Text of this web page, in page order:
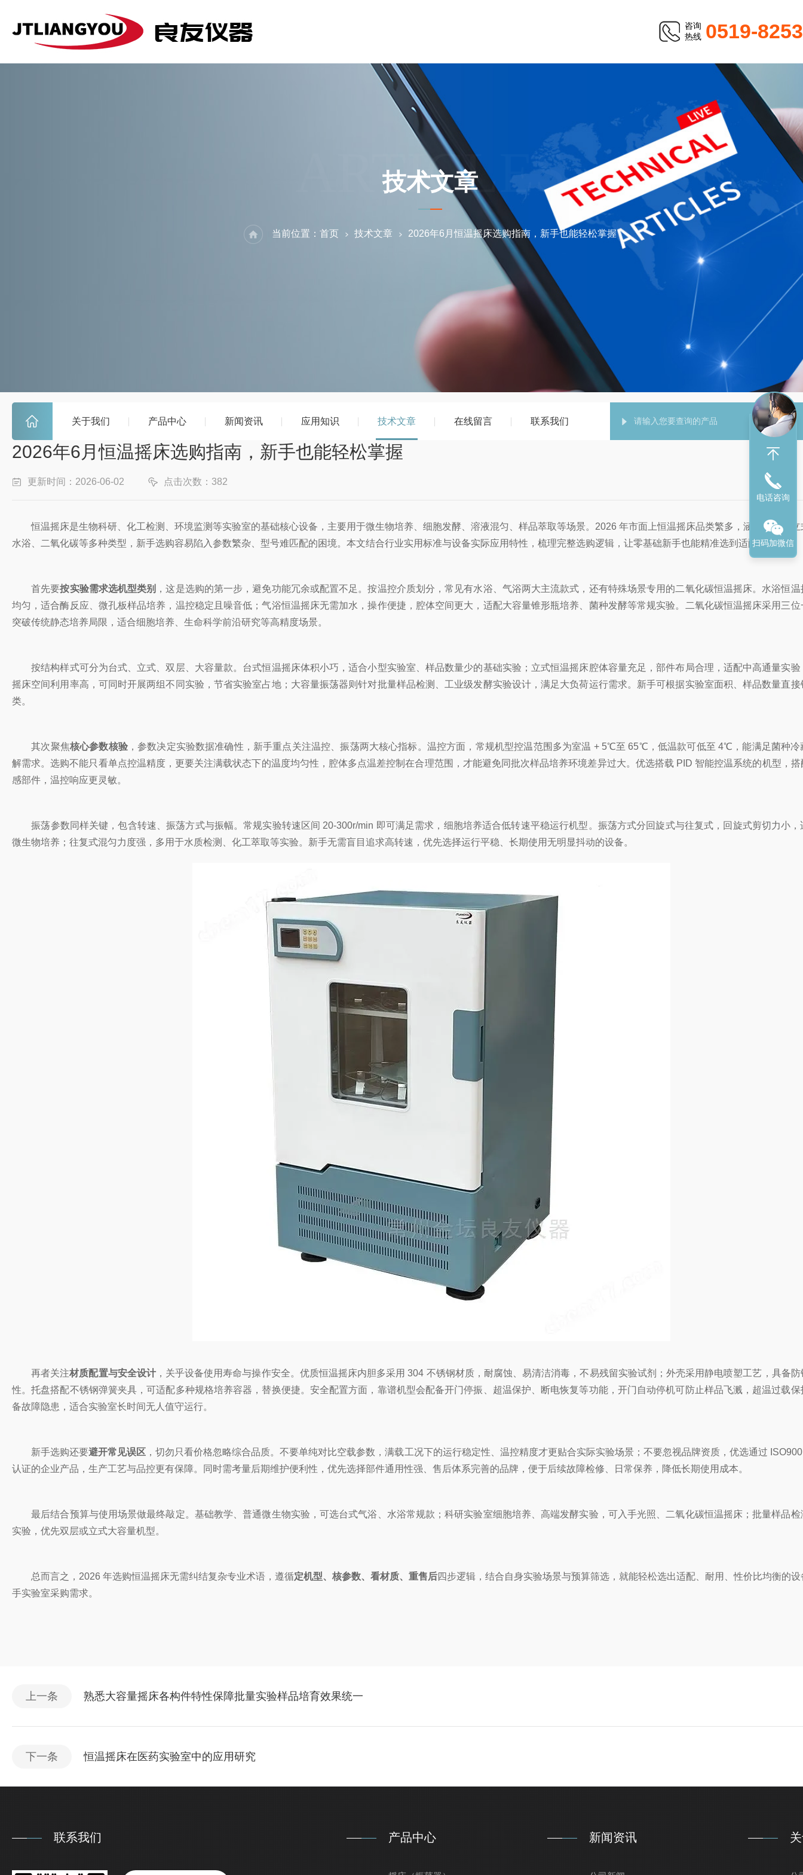
咨询
热线 0519-
关于我们 产品中心 新闻资讯 应用知识 技术文章 在线留言 联系我们
ARTICLES
技术文章
当前位置： 首页 技术文章 2026年6月恒温摇床选购指南，新手也能轻松掌握
2026年6月恒温摇床选购指南，新手也能轻松掌握
更新时间：2026-06-02 点击次数：382
恒温摇床是生物科研、化工检测、环境监测等实验室的基础核心设备，主要用于微生物培养、细胞发酵、溶液混匀、样品萃取等场景。2026 年市面上恒温摇床品类繁多，涵盖台式、立
水浴、二氧化碳等多种类型，新手选购容易陷入参数繁杂、型号难匹配的困境。本文结合行业实用标准与设备实际应用特性，梳理完整选购逻辑，让零基础新手也能精准选到适配机型。
首先要按实验需求选机型类别 ，这是选购的第一步，避免功能冗余或配置不足。按温控介质划分，常见有水浴、气浴两大主流款式，还有特殊场景专用的二氧化碳恒温摇床。水浴恒
均匀，适合酶反应、微孔板样品培养，温控稳定且噪音低；气浴恒温摇床无需加水，操作便捷，腔体空间更大，适配大容量锥形瓶培养、菌种发酵等常规实验。二氧化碳恒温摇床采用三位
突破传统静态培养局限，适合细胞培养、生命科学前沿研究等高精度场景。
按结构样式可分为台式、立式、双层、大容量款。台式恒温摇床体积小巧，适合小型实验室、样品数量少的基础实验；立式恒温摇床腔体容量充足，部件布局合理，适配中高通量实验
摇床空间利用率高，可同时开展两组不同实验，节省实验室占地；大容量振荡器则针对批量样品检测、工业级发酵实验设计，满足大负荷运行需求。新手可根据实验室面积、样品数量直接
类。
其次聚焦核心参数核验，参数决定实验数据准确性，新手重点关注温控、振荡两大核心指标。温控方面，常规机型控温范围多为室温 + 5℃至 65℃，低温款可低至 4℃，能满足菌种冷
解需求。选购不能只看单点控温精度，更要关注满载状态下的温度均匀性，腔体多点温差控制在合理范围，才能避免同批次样品培养环境差异过大。优选搭载 PID 智能控温系统的机型，
感部件，温控响应更灵敏。
振荡参数同样关键，包含转速、振荡方式与振幅。常规实验转速区间 20-300r/min 即可满足需求，细胞培养适合低转速平稳运行机型。振荡方式分回旋式与往复式，回旋式剪切力小，
微生物培养；往复式混匀力度强，多用于水质检测、化工萃取等实验。新手无需盲目追求高转速，优先选择运行平稳、长期使用无明显抖动的设备。
再者关注材质配置与安全设计，关乎设备使用寿命与操作安全。优质恒温摇床内胆多采用 304 不锈钢材质，耐腐蚀、易清洁消毒，不易残留实验试剂；外壳采用静电喷塑工艺，具备
性。托盘搭配不锈钢弹簧夹具，可适配多种规格培养容器，替换便捷。安全配置方面，靠谱机型会配备开门停振、超温保护、断电恢复等功能，开门自动停机可防止样品飞溅，超温过载保
备故障隐患，适合实验室长时间无人值守运行。
新手选购还要避开常见误区 ，切勿只看价格忽略综合品质。不要单纯对比空载参数，满载工况下的运行稳定性、温控精度才更贴合实际实验场景；不要忽视品牌资质，优选通过
认证的企业产品，生产工艺与品控更有保障。同时需考量后期维护便利性，优先选择部件通用性强、售后体系完善的品牌，便于后续故障检修、日常保养，降低长期使用成本。
最后结合预算与使用场景做最终敲定。基础教学、普通微生物实验，可选台式气浴、水浴常规款；科研实验室细胞培养、高端发酵实验，可入手光照、二氧化碳恒温摇床；批量样品检
实验，优先双层或立式大容量机型。
总而言之，2026 年选购恒温摇床无需纠结复杂专业术语，遵循定机型、核参数、看材质、重售后四步逻辑，结合自身实验场景与预算筛选，就能轻松选出适配、耐用、性价比均衡的
手实验室采购需求。
上一条 熟悉大容量摇床各构件特性保障批量实验样品培育效果统一
下一条 恒温摇床在医药实验室中的应用研究
联系我们 产品中心 新闻资讯
电话咨询
扫码加微信